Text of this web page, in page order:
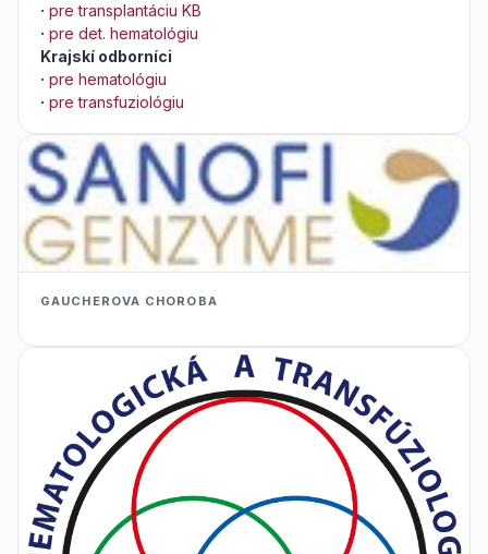
· pre transplantáciu KB
· pre det. hematológiu
Krajskí odborníci
· pre hematológiu
· pre transfuziológiu
GAUCHEROVA CHOROBA